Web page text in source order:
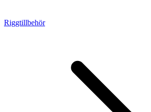
Riggtillbehör